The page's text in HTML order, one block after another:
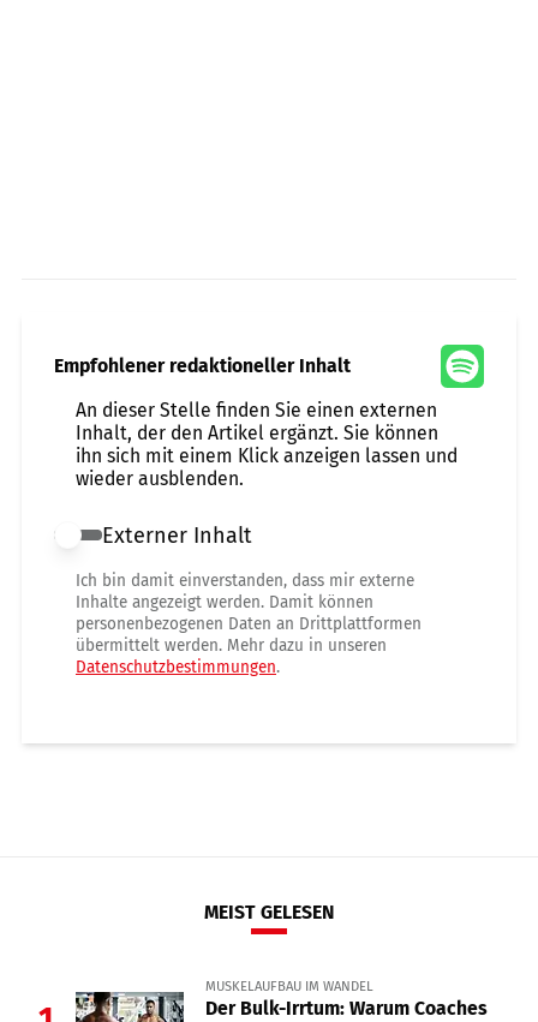
Empfohlener redaktioneller Inhalt
An dieser Stelle finden Sie einen externen
Inhalt, der den Artikel ergänzt. Sie können
ihn sich mit einem Klick anzeigen lassen und
wieder ausblenden.
Externer Inhalt erlauben
Externer Inhalt
Ich bin damit einverstanden, dass mir externe
Inhalte angezeigt werden. Damit können
personenbezogenen Daten an Drittplattformen
übermittelt werden. Mehr dazu in unseren
Datenschutzbestimmungen.
MEIST GELESEN
MUSKELAUFBAU IM WANDEL
Der Bulk-Irrtum: Warum Coaches